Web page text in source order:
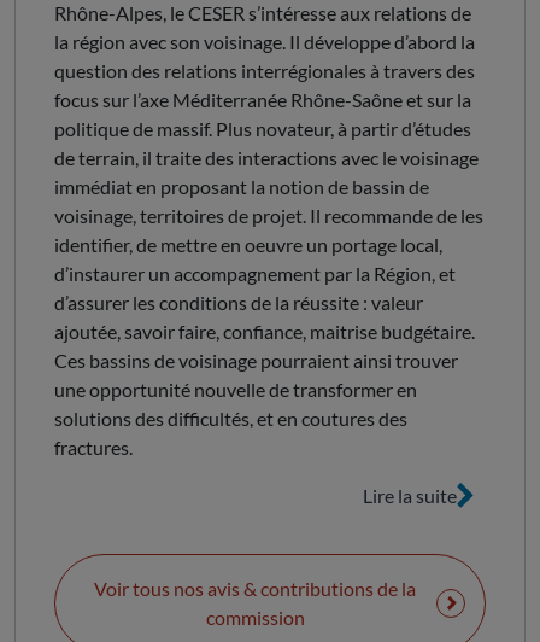
Rhône-Alpes, le CESER s’intéresse aux relations de
la région avec son voisinage. Il développe d’abord la
question des relations interrégionales à travers des
focus sur l’axe Méditerranée Rhône-Saône et sur la
politique de massif. Plus novateur, à partir d’études
de terrain, il traite des interactions avec le voisinage
immédiat en proposant la notion de bassin de
voisinage, territoires de projet. Il recommande de les
identifier, de mettre en oeuvre un portage local,
d’instaurer un accompagnement par la Région, et
d’assurer les conditions de la réussite : valeur
ajoutée, savoir faire, confiance, maitrise budgétaire.
Ces bassins de voisinage pourraient ainsi trouver
une opportunité nouvelle de transformer en
solutions des difficultés, et en coutures des
fractures.
Lire la suite
Voir tous nos avis & contributions de la
commission